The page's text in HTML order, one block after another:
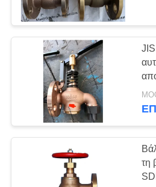
ΠΟΙΟΤΙΚΌΣ
ΈΛΕΓΧΟΣ
ΕΠΑΦΉ
τη